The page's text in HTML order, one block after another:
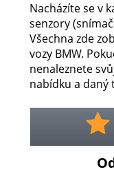
Nacházíte se v
senzory
Všechna zde
vozy BMW.
nenaleznete
nabídku a daný